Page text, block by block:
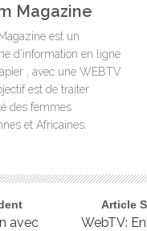
Magazine
est un
d’information en ligne
, avec une WEBTV
est de traiter
des femmes
et Africaines.
avec
Article
WebTV: